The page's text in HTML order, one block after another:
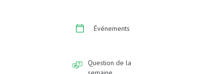
Événements
Question de la